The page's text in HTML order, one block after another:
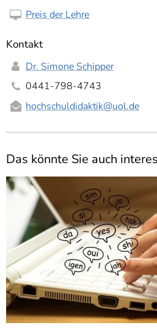
Preis der Lehre
Kontakt
Dr. Simone Schipper
0441-798-4743
hochschuldidaktik@uol.de
Das könnte Sie auch